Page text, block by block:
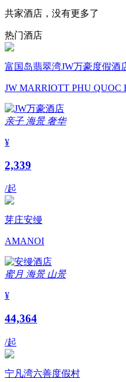
共家酒店，没有更多了
热门酒店
富国岛翡翠湾JW万豪度假酒
JW MARRIOTT PHU QUOC
亲子 海景 奢华
¥
2,339
/起
芽庄安缦
AMANOI
蜜月 海景 山景
¥
44,364
/起
宁凡湾六善度假村